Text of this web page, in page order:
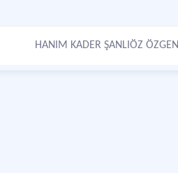
HANIM KADER ŞANLIÖZ ÖZGEN